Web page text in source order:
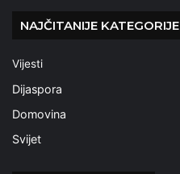
NAJČITANIJE KATEGORIJE
Vijesti
Dijaspora
Domovina
Svijet